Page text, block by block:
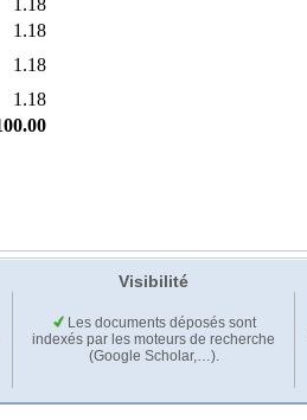
Visibilité
Les documents déposés sont
indexés par les moteurs de recherche
(Google Scholar,…).